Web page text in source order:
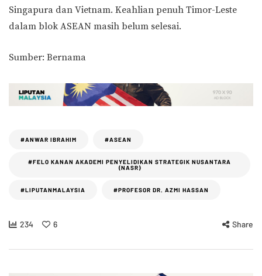
Singapura dan Vietnam. Keahlian penuh Timor-Leste
dalam blok ASEAN masih belum selesai.
Sumber: Bernama
#ANWAR IBRAHIM #ASEAN
#FELO KANAN AKADEMI PENYELIDIKAN STRATEGIK NUSANTARA
(NASR)
#LIPUTANMALAYSIA #PROFESOR DR. AZMI HASSAN
234 6 Share